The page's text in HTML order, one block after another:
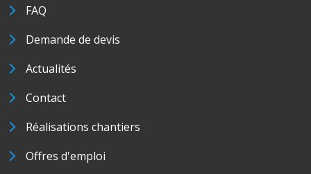
FAQ
Demande de devis
Actualités
Contact
Réalisations chantiers
Offres d'emploi